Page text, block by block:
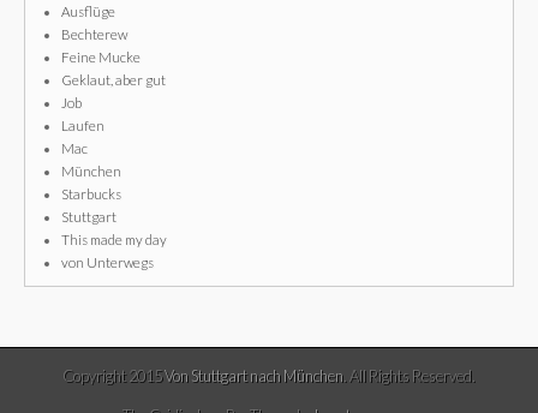
Ausflüge
Bechterew
Feine Mucke
Geklaut, aber gut
Job
Laufen
Mac
München
Starbucks
Stuttgart
This made my day
von Unterwegs
Copyright 2015Von Stuttgart nach München . All Rights Reserved.